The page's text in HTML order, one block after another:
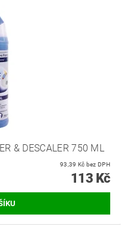
& DESCALER 750 ML
93,39 Kč bez DPH
113 Kč